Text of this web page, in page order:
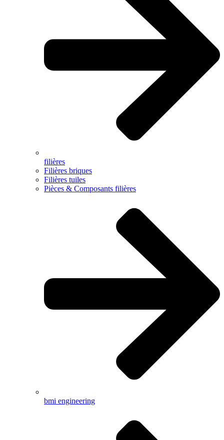
filières
Filières briques
Filières tuiles
Pièces & Composants filières
bmi engineering